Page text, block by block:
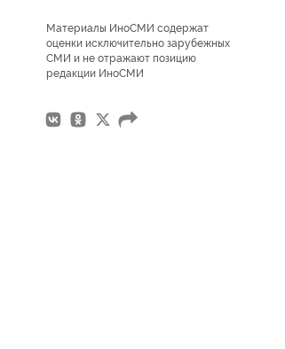
Материалы ИноСМИ содержат
оценки исключительно зарубежных
СМИ и не отражают позицию
редакции ИноСМИ